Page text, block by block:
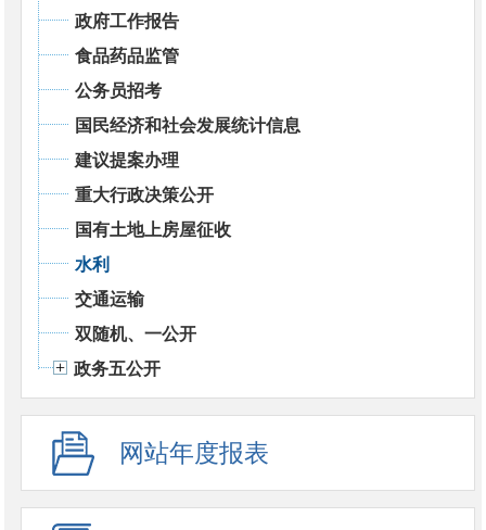
政府工作报告
食品药品监管
公务员招考
国民经济和社会发展统计信息
建议提案办理
重大行政决策公开
国有土地上房屋征收
水利
交通运输
双随机、一公开
政务五公开
网站年度报表